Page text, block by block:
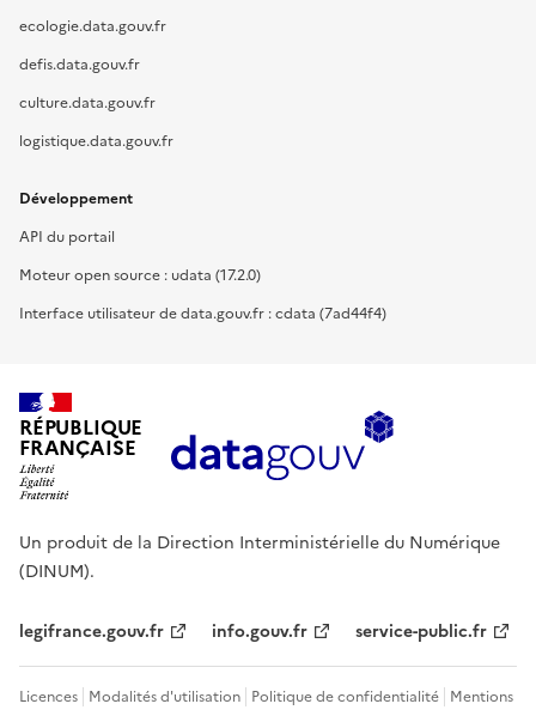
ecologie.data.gouv.fr
defis.data.gouv.fr
culture.data.gouv.fr
logistique.data.gouv.fr
Développement
API du portail
Moteur open source : udata (17.2.0)
Interface utilisateur de data.gouv.fr : cdata (7ad44f4)
RÉPUBLIQUE
FRANÇAISE
Un produit de la Direction Interministérielle du Numérique
(DINUM).
legifrance.gouv.fr info.gouv.fr service-public.fr
Licences Modalités d'utilisation Politique de confidentialité Mentions